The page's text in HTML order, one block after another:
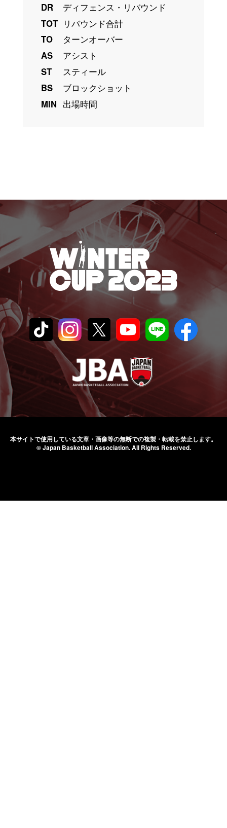
DR
ディフェンス・リバウンド
TOT リバウンド合計
TO
ターンオーバー
AS
アシスト
ST
スティール
BS
ブロックショット
MIN 出場時間
本サイトで使用している文章・画像等の無断での複製・転載を禁止します。
© Japan Basketball Association.All Rights Reserved.